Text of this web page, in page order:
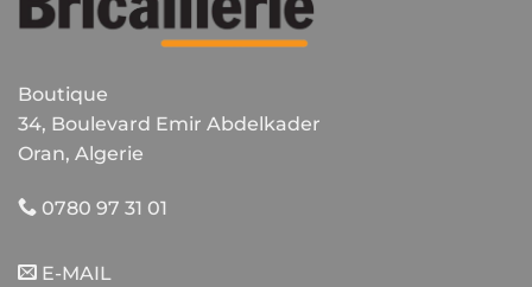
Boutique
34, Boulevard Emir Abdelkader
Oran, Algerie
0780 97 31 01
E-MAIL